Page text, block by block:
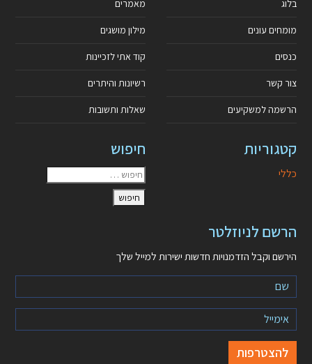
בלוג
מומחים עונים
כנסים
צור קשר
הרשמה למשקיעים
מאמרים
מילון מושגים
קוד אתי לזכיינות
רשיונות והיתרים
שאלות ותשובות
קטגוריות
כללי
חיפוש
הרשם לניוזלטר
הירשם וקבל הזדמנויות חדשות ישירות למייל שלך